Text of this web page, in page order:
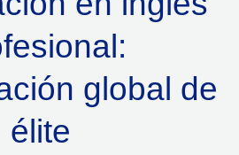
global de
élite